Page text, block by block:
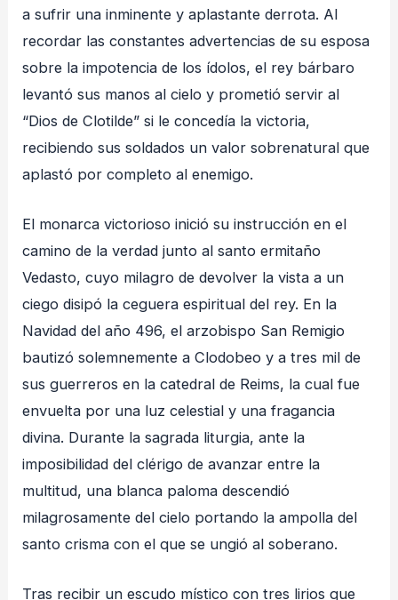
a sufrir una inminente y aplastante derrota. Al
recordar las constantes advertencias de su esposa
sobre la impotencia de los ídolos, el rey bárbaro
levantó sus manos al cielo y prometió servir al
“Dios de Clotilde” si le concedía la victoria,
recibiendo sus soldados un valor sobrenatural que
aplastó por completo al enemigo.
El monarca victorioso inició su instrucción en el
camino de la verdad junto al santo ermitaño
Vedasto, cuyo milagro de devolver la vista a un
ciego disipó la ceguera espiritual del rey. En la
Navidad del año 496, el arzobispo San Remigio
bautizó solemnemente a Clodobeo y a tres mil de
sus guerreros en la catedral de Reims, la cual fue
envuelta por una luz celestial y una fragancia
divina. Durante la sagrada liturgia, ante la
imposibilidad del clérigo de avanzar entre la
multitud, una blanca paloma descendió
milagrosamente del cielo portando la ampolla del
santo crisma con el que se ungió al soberano.
Tras recibir un escudo místico con tres lirios que